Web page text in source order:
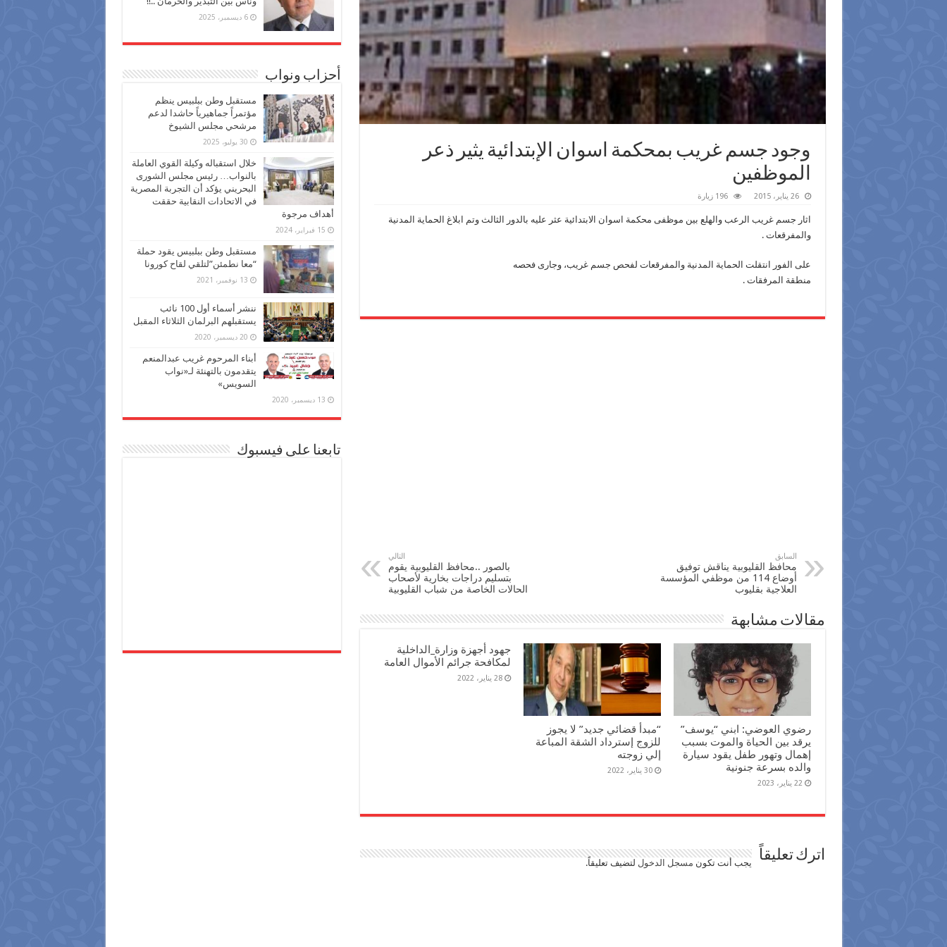
وجود جسم غريب بمحكمة اسوان الإبتدائية يثير ذعر
الموظفين
26 يناير، 2015 196 زيارة
اثار جسم غريب الرعب والهلع بين موظفى محكمة اسوان الابتدائية عثر عليه بالدور الثالث وتم ابلاغ الحماية المدنية
والمفرقعات .
على الفور انتقلت الحماية المدنية والمفرقعات لفحص جسم غريب، وجارى فحصه
منطقة المرفقات .
السابق
محافظ القليوبية يناقش توفيق
أوضاع 114 من موظفي المؤسسة
العلاجية بقليوب
التالي
بالصور ..محافظ القليوبية يقوم
بتسليم دراجات بخارية لأصحاب
الحالات الخاصة من شباب القليوبية
مقالات مشابهة
رضوي العوضي: ابني “يوسف”
يرقد بين الحياة والموت بسبب
إهمال وتهور طفل يقود سيارة
والده بسرعة جنونية
22 يناير، 2023
“مبدأ قضائي جديد” لا يجوز
للزوج إسترداد الشقة المباعة
إلي زوجته
30 يناير، 2022
جهود أجهزة وزارة_الداخلية
لمكافحة جرائم الأموال العامة
28 يناير، 2022
اترك تعليقاً يجب أنت تكون مسجل الدخول لتضيف تعليقاً.
6 ديسمبر، 2025
أحزاب ونواب
مستقبل وطن ببلبيس ينظم
مؤتمراً جماهيرياً حاشدا لدعم
مرشحي مجلس الشيوخ
30 يوليو، 2025
خلال استقباله وكيلة القوي العاملة
بالنواب… رئيس مجلس الشورى
البحريني يؤكد أن التجربة المصرية
في الاتحادات النقابية حققت
أهداف مرجوة
15 فبراير، 2024
مستقبل وطن ببلبيس يقود حملة
“معا نطمئن”لتلقي لقاح كورونا
13 نوفمبر، 2021
ننشر أسماء أول 100 نائب
يستقبلهم البرلمان الثلاثاء المقبل
20 ديسمبر، 2020
أبناء المرحوم غريب عبدالمنعم
يتقدمون بالتهنئة لـ«نواب
السويس»
13 ديسمبر، 2020
تابعنا على فيسبوك